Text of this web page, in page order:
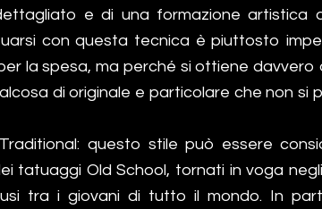
e di una formazione artistica
con questa tecnica è piuttosto
la spesa, ma perché si ottiene davvero
di originale e particolare che non si
questo stile può essere
tatuaggi Old School, tornati in voga
tra i giovani di tutto il mondo. In